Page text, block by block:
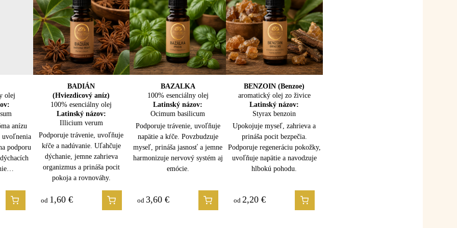
do dlane
oleja
alebo mliekom)
pleťových a anti-age zmesí
oddychu
harmonizáciu
zvierat
olej
anízu
uvoľnenia
podporu
BADIÁN
(Hviezdicový aníz)
100% esenciálny olej
Latinský názov:
Illicium verum
Podporuje trávenie, uvoľňuje
kŕče a nadúvanie. Uľahčuje
dýchanie, jemne zahrieva
organizmus a prináša pocit
pokoja a rovnováhy.
od 1,60 €
BAZALKA
100% esenciálny olej
Latinský názov:
Ocimum basilicum
Podporuje trávenie, uvoľňuje
napätie a kŕče. Povzbudzuje
myseľ, prináša jasnosť a jemne
harmonizuje nervový systém aj
emócie.
od3,60 €
BENZOIN (Benzoe)
aromatický olej zo živice
Latinský názov:
Styrax benzoin
Upokojuje myseľ, zahrieva a
prináša pocit bezpečia.
Podporuje regeneráciu pokožky,
uvoľňuje napätie a navodzuje
hlbokú pohodu.
od2,20 €
olej
pocit
BOROVICA LESNÁ
100% esenciálny olej
Latinský názov:
Pinus sylvestris
Podporuje dýchanie, prečisťuje
vzduch a posilňuje imunitu.
Uvoľňuje svaly, osviežuje myseľ
a prináša pocit sily a sviežosti.
od 1,80 €
BREZA
100% esenciálny olej
Latinský názov:
Betula lenta
Prekrvuje, uvoľňuje svaly a kĺby.
Podporuje detoxikáciu, osviežuje
telo a prináša pocit úľavy,
vitality a vnútornej sily.
od2,50 €
CÉDROVÉ DREVO
(Atlas cedar)
100% esenciálny olej
Latinský názov:
Cedrus atlantica
Upokojuje myseľ, uzemňuje a
uvoľňuje napätie. Podporuje
dýchanie, starostlivosť o
pokožku a prináša pocit stability
od1,50 €
olej
vzduch,
hmyz.
uvoľňuje
a